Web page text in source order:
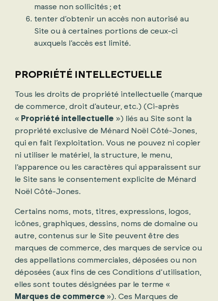
masse non sollicités ; et
tenter d’obtenir un accès non autorisé au
Site ou à certaines portions de ceux-ci
auxquels l’accès est limité.
PROPRIÉTÉ INTELLECTUELLE
Tous les droits de propriété intellectuelle (marque
de commerce, droit d’auteur, etc.) (Ci-après
« Propriété intellectuelle ») liés au Site sont la
propriété exclusive de Ménard Noël Côté-Jones,
qui en fait l’exploitation. Vous ne pouvez ni copier
ni utiliser le matériel, la structure, le menu,
l’apparence ou les caractères qui apparaissent sur
le Site sans le consentement explicite de Ménard
Noël Côté-Jones.
Certains noms, mots, titres, expressions, logos,
icônes, graphiques, dessins, noms de domaine ou
autre, contenus sur le Site peuvent être des
marques de commerce, des marques de service ou
des appellations commerciales, déposées ou non
déposées (aux fins de ces Conditions d’utilisation,
elles sont toutes désignées par le terme «
Marques de commerce »). Ces Marques de